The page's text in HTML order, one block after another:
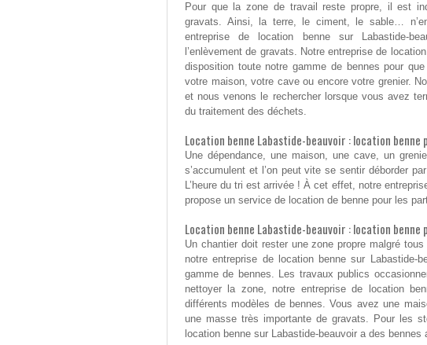
Pour que la zone de travail reste propre, il est
gravats. Ainsi, la terre, le ciment, le sable…
entreprise de location benne sur Labastide-
l’enlèvement de gravats. Notre entreprise de
disposition toute notre gamme de bennes pour
votre maison, votre cave ou encore votre grenier.
et nous venons le rechercher lorsque vous avez
du traitement des déchets.
Location benne Labastide-beauvoir : location
Une dépendance, une maison, une cave, un
s’accumulent et l’on peut vite se sentir déborder
L’heure du tri est arrivée ! À cet effet, notre
propose un service de location de benne pour les
Location benne Labastide-beauvoir : location benne
Un chantier doit rester une zone propre malgré
notre entreprise de location benne sur Labastide-
gamme de bennes. Les travaux publics
nettoyer la zone, notre entreprise de location
différents modèles de bennes. Vous avez une
une masse très importante de gravats. Pour les
location benne sur Labastide-beauvoir a des